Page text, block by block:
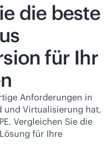
die beste
für Ihr
Anforderungen in
und Virtualisierung hat,
Vergleichen Sie die
für Ihre